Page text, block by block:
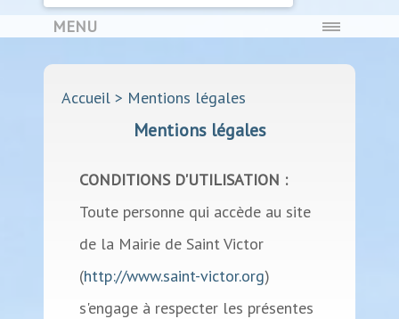
MENU
Accueil > Mentions légales
Mentions légales
CONDITIONS D'UTILISATION :
Toute personne qui accède au site
de la Mairie de Saint Victor
(http://www.saint-victor.org)
s'engage à respecter les présentes